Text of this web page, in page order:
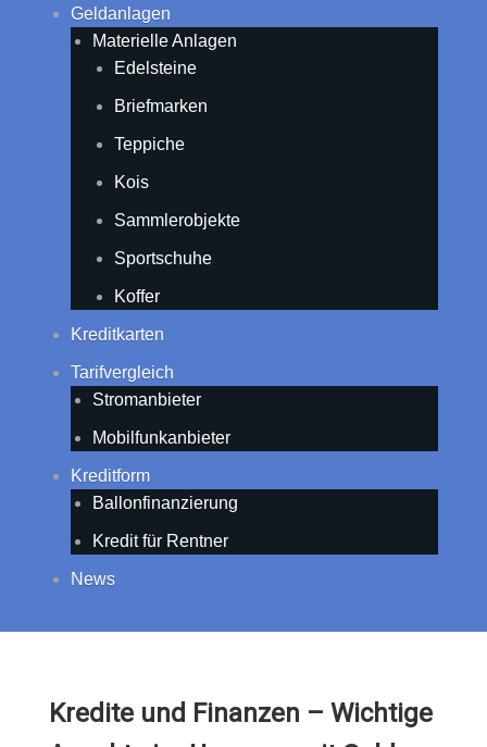
Geldanlagen
Materielle Anlagen
Edelsteine
Briefmarken
Teppiche
Kois
Sammlerobjekte
Sportschuhe
Koffer
Kreditkarten
Tarifvergleich
Stromanbieter
Mobilfunkanbieter
Kreditform
Ballonfinanzierung
Kredit für Rentner
News
Kredite und Finanzen – Wichtige